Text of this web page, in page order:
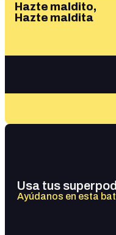
Hazte maldito,
Hazte maldita
Usa tus
Ayúdanos en esta